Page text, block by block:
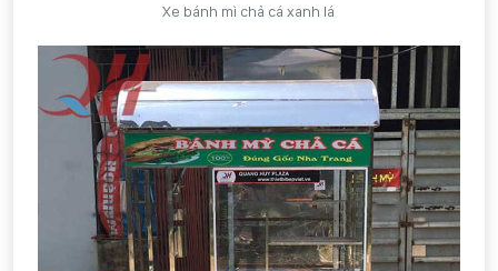
Xe bánh mì chả cá xanh lá